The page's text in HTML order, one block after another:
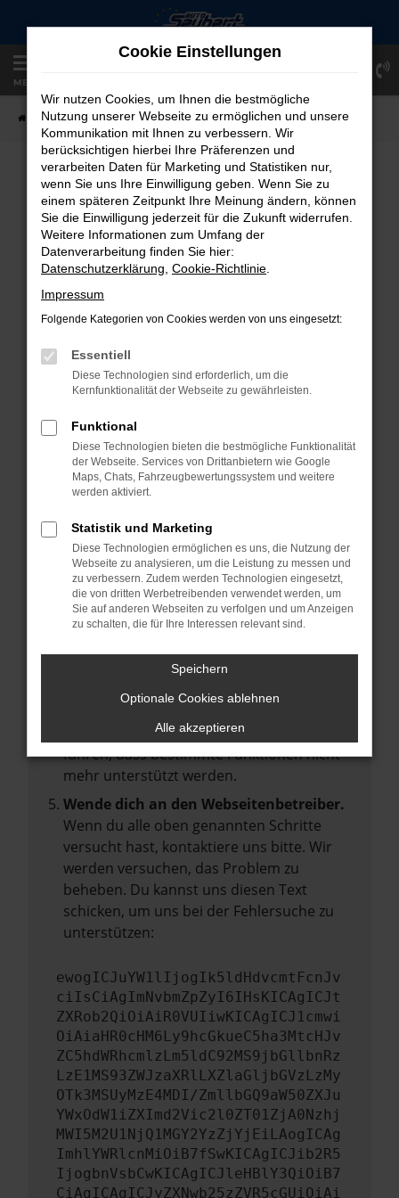
Zum
springen
MENÜ
Startseite Fahrzeugangebote Fahrzeug-Showroom
FAHRZEUG-SHOWROOM
FEHLER: NETWORK ERROR
Beim Laden ist ein Fehler aufgetreten.
Hier sind ein paar Tipps, die dir helfen können:
Überprüfe deine Firewall und deine
Internetverbindung.
Laden andere Webseiten, zum Beispiel
Prüfe deine Browsererweiterungen.
Manche Erweiterungen, wie Werbeblocker,
können das Laden bestimmter Seiten
anderen Browser oder in einem privaten
Fenster?
Starte dein Gerät neu.
Das kann manchmal helfen,
vorübergehende Probleme zu beheben.
Betriebssystem auf dem neuesten Stand
Veraltete Software birgt nicht nur ein
Sicherheitsrisiko, sondern kann auch dazu
führen, dass bestimmte Funktionen nicht
mehr unterstützt werden.
Wende dich an den Webseitenbetreiber.
Wenn du alle oben genannten Schritte
versucht hast, kontaktiere uns bitte. Wir
werden versuchen, das Problem zu
beheben. Du kannst uns diesen Text
schicken, um uns bei der Fehlersuche zu
unterstützen:
ewogICJuYW1lIjogIk5ldHdvcmtFcnJv
ciIsCiAgImNvbmZpZyI6IHsKICAgICJt
ZXRob2QiOiAiR0VUIiwKICAgICJ1cmwi
OiAiaHR0cHM6Ly9hcGkueC5ha3MtcHJv
ZC5hdWRhcmlzLm5ldC92MS9jbGllbnRz
LzE1MS93ZWJzaXRlLXZlaGljbGVzLzMy
OTk3MSUyMzE4MDI/ZmllbGQ9aW50ZXJu
YWxOdW1iZXImd2Vic2l0ZT01ZjA0Nzhj
MWI5M2U1NjQ1MGY2YzZjYjEiLAogICAg
ImhlYWRlcnMiOiB7fSwKICAgICJib2R5
IjogbnVsbCwKICAgICJleHBlY3QiOiB7
CiAgICAgICJyZXNwb25zZVR5cGUiOiAi
Cookie Einstellungen
Wir nutzen Cookies, um Ihnen die bestmögliche
Nutzung unserer Webseite zu ermöglichen und unsere
Kommunikation mit Ihnen zu verbessern. Wir
berücksichtigen hierbei Ihre Präferenzen und
verarbeiten Daten für Marketing und Statistiken nur,
wenn Sie uns Ihre Einwilligung geben. Wenn Sie zu
einem späteren Zeitpunkt Ihre Meinung ändern, können
Sie die Einwilligung jederzeit für die Zukunft widerrufen.
Weitere Informationen zum Umfang der
Datenverarbeitung finden Sie hier:
Datenschutzerklärung Cookie-Richtlinie
Impressum
Folgende Kategorien von Cookies werden von uns eingesetzt:
Essentiell
Diese Technologien sind erforderlich, um die
Kernfunktionalität der Webseite zu gewährleisten.
Funktional
Diese Technologien bieten die bestmögliche Funktionalität
der Webseite. Services von Drittanbietern wie Google
Maps, Chats, Fahrzeugbewertungssystem und weitere
werden aktiviert.
Statistik und Marketing
Diese Technologien ermöglichen es uns, die Nutzung der
Webseite zu analysieren, um die Leistung zu messen und
zu verbessern. Zudem werden Technologien eingesetzt,
die von dritten Werbetreibenden verwendet werden, um
Sie auf anderen Webseiten zu verfolgen und um Anzeigen
zu schalten, die für Ihre Interessen relevant sind.
Speichern
Optionale Cookies ablehnen
Alle akzeptieren